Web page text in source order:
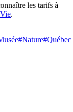
les tarifs à
.
#Nature#Québec